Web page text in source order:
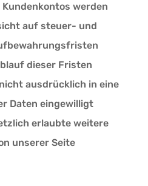
werden
auf steuer- und
dieser Fristen
ausdrücklich in eine
Daten eingewilligt
erlaubte weitere
unserer Seite